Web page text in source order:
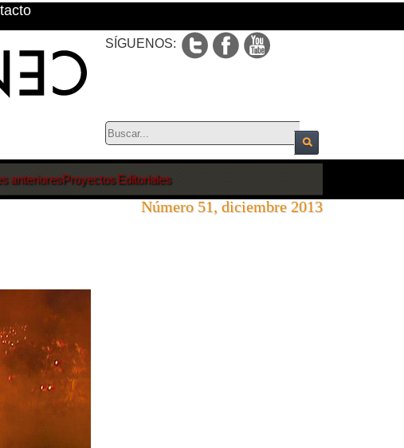
SÍGUENOS:
anterioresProyectos Editoriales
Número 51, diciembre 2013